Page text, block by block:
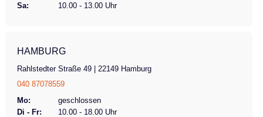
Sa:
10.00 - 13.00 Uhr
HAMBURG
Rahlstedter Straße 49 | 22149 Hamburg
040 87078559
Mo:
geschlossen
Di - Fr:
10.00 - 18.00 Uhr